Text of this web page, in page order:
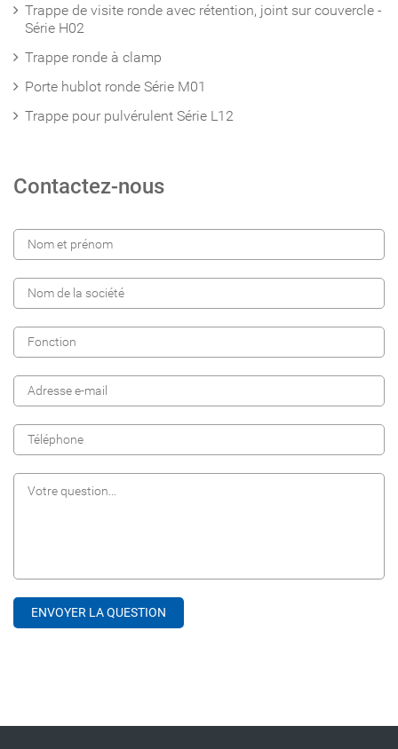
Trappe de visite ronde avec rétention, joint sur couvercle -
Série H02
Trappe ronde à clamp
Porte hublot ronde Série M01
Trappe pour pulvérulent Série L12
Contactez-nous